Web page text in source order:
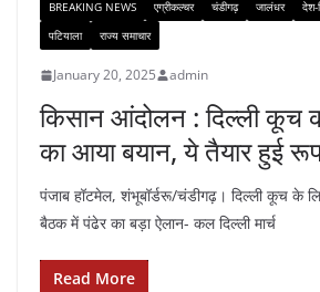
BREAKING NEWS एग्रीकल्चर चंडीगढ़ जालंधर देश-
पटियाला
राज्य समाचार
January 20, 2025 admin
किसान आंदोलन : दिल्ली कूच
का आया बयान, ये तैयार हुई
पंजाब हॉटमेल, शंभूबॉर्डरू/चंडीगढ़। दिल्ली कूच के
बैठक में पंढेर का बड़ा ऐलान- कल दिल्ली मार्च
Read More